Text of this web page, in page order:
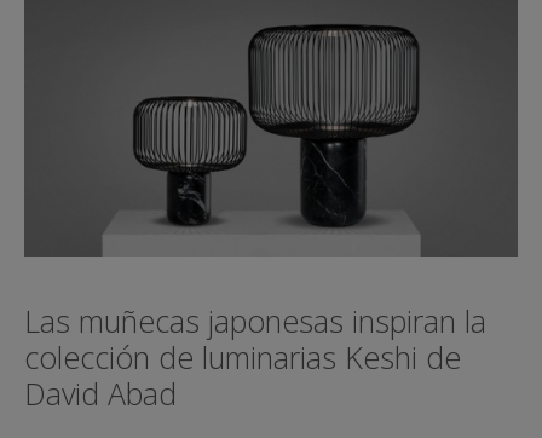
Las muñecas japonesas inspiran la
colección de luminarias Keshi de
David Abad